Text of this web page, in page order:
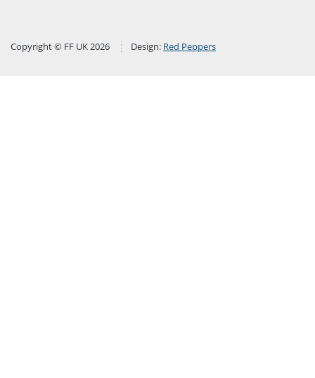
Copyright © FF UK 2026 Design: Red Peppers